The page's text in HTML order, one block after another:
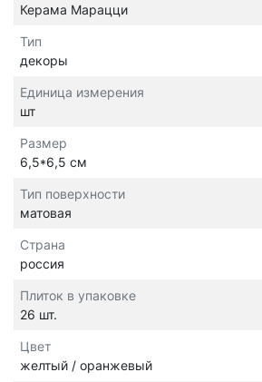
Керама Марацци
Тип
декоры
Единица измерения
шт
Размер
6,5*6,5 см
Тип поверхности
матовая
Страна
россия
Плиток в упаковке
26 шт.
Цвет
желтый / оранжевый